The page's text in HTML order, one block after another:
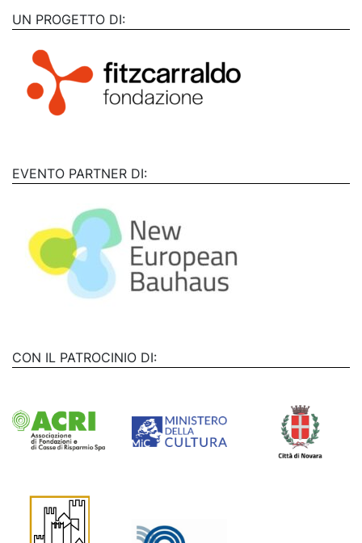
UN PROGETTO DI:
EVENTO PARTNER DI:
CON IL PATROCINIO DI: